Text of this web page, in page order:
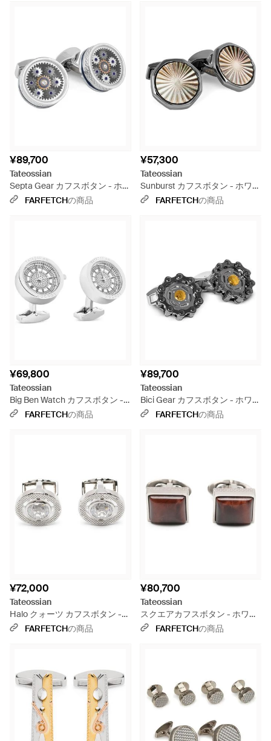
¥89,700
Tateossian
Septa Gear カフスボタン - ホワ
イトFARFETCHの商品
¥57,300
Tateossian
Sunburst カフスボタン - ホワイ
ト
FARFETCHの商品
¥69,800
Tateossian
Big Ben Watch カフスボタン -
ホワイトFARFETCHの商品
¥89,700
Tateossian
Bici Gear カフスボタン - ホワイ
ト
FARFETCHの商品
¥72,000
Tateossian
Halo クォーツ カフスボタン -
ホワイトFARFETCHの商品
¥80,700
Tateossian
スクエアカフスボタン - ホワイ
ト
FARFETCHの商品